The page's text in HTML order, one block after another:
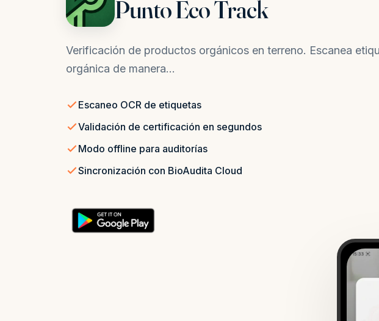
Punto Eco Track
Verificación de productos orgánicos en terreno. Escanea
orgánica de manera...
Escaneo OCR de etiquetas
Validación de certificación en segundos
Modo offline para auditorías
Sincronización con BioAudita Cloud